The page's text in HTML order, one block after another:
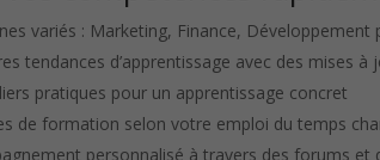
variés : Marketing, Finance, Développement
tendances d’apprentissage avec des mises à
pratiques pour un apprentissage concret
de formation selon votre emploi du temps
personnalisé à travers des forums et